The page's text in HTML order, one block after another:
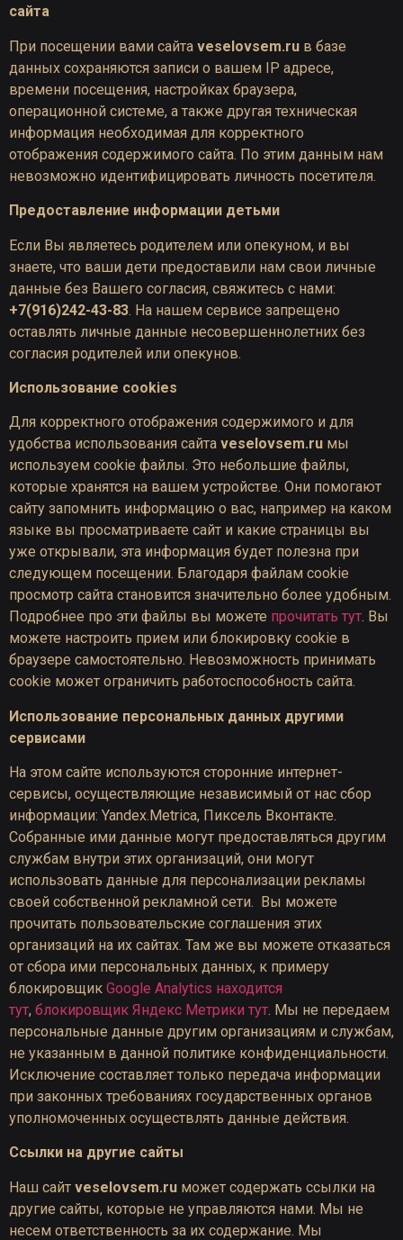
сайта
При посещении вами сайта veselovsem.ru в базе
данных сохраняются записи о вашем IP адресе,
времени посещения, настройках браузера,
операционной системе, а также другая техническая
информация необходимая для корректного
отображения содержимого сайта. По этим данным нам
невозможно идентифицировать личность посетителя.
Предоставление информации детьми
Если Вы являетесь родителем или опекуном, и вы
знаете, что ваши дети предоставили нам свои личные
данные без Вашего согласия, свяжитесь с нами:
+7(916)242-43-83. На нашем сервисе запрещено
оставлять личные данные несовершеннолетних без
согласия родителей или опекунов.
Использование cookies
Для корректного отображения содержимого и для
удобства использования сайта veselovsem.ru мы
используем cookie файлы. Это небольшие файлы,
которые хранятся на вашем устройстве. Они помогают
сайту запомнить информацию о вас, например на каком
языке вы просматриваете сайт и какие страницы вы
уже открывали, эта информация будет полезна при
следующем посещении. Благодаря файлам cookie
просмотр сайта становится значительно более удобным.
Подробнее про эти файлы вы можете прочитать тут. Вы
можете настроить прием или блокировку cookie в
браузере самостоятельно. Невозможность принимать
cookie может ограничить работоспособность сайта.
Использование персональных данных другими
сервисами
На этом сайте используются сторонние интернет-
сервисы, осуществляющие независимый от нас сбор
информации: Yandex.Metrica, Пиксель Вконтакте.
Собранные ими данные могут предоставляться другим
службам внутри этих организаций, они могут
использовать данные для персонализации рекламы
своей собственной рекламной сети. Вы можете
прочитать пользовательские соглашения этих
организаций на их сайтах. Там же вы можете отказаться
от сбора ими персональных данных, к примеру
блокировщик Google Analytics находится
тут, блокировщик Яндекс Метрики тут. Мы не передаем
персональные данные другим организациям и службам,
не указанным в данной политике конфиденциальности.
Исключение составляет только передача информации
при законных требованиях государственных органов
уполномоченных осуществлять данные действия.
Ссылки на другие сайты
Наш сайт veselovsem.ru может содержать ссылки на
другие сайты, которые не управляются нами. Мы не
несем ответственность за их содержание. Мы